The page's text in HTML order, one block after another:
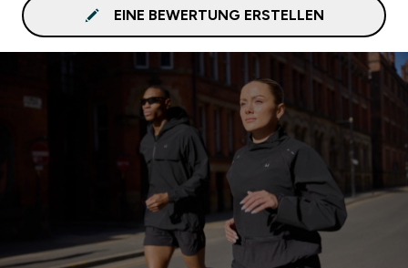
EINE BEWERTUNG ERSTELLEN